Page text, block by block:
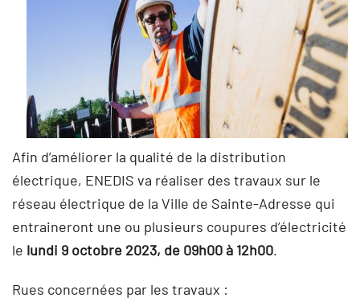
Afin d’améliorer la qualité de la distribution
électrique, ENEDIS va réaliser des travaux sur le
réseau électrique de la Ville de Sainte-Adresse qui
entraineront une ou plusieurs coupures d’électricité
le lundi 9 octobre 2023, de 09h00 à 12h00.
Rues concernées par les travaux :